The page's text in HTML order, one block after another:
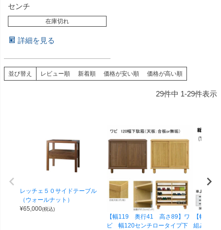
センチ
在庫切れ
詳細を見る
並び替え レビュー順 新着順 価格が安い順 価格が高い順
29件中 1-29件表示
レッチェ５０サイドテーブル
（ウォールナット）
¥65,000(税込)
【幅119 奥行41 高さ89】ワ
ビ 幅120センチロータイプ下
【幅100
組み合わ